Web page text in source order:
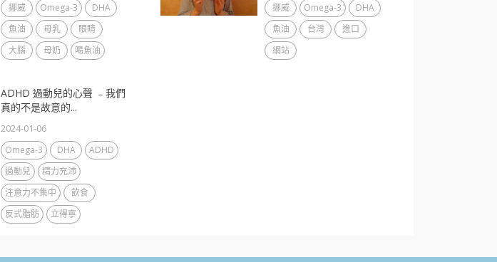
挪威 Omega-3
DHA
魚油
母乳
眼睛
大腦
母奶 喝魚油
挪威 Omega-3
DHA
魚油
台灣
進口
網站
ADHD 過動兒的心聲 ﹣我們
真的不是故意的...
2024-01-06
Omega-3 DHA
ADHD
過動兒
精力充沛
注意力不集中
飲食
反式脂肪
立得寧